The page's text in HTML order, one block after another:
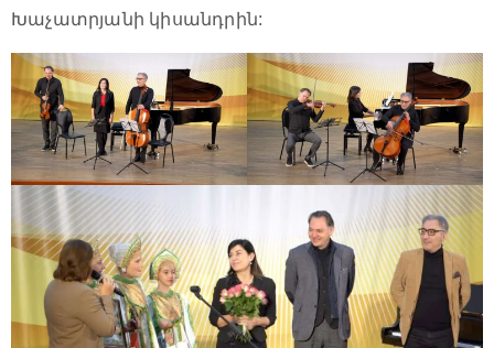
Խաչատրյանի կիսանդրին: